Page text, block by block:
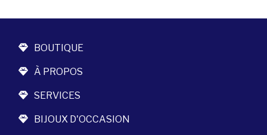
BOUTIQUE
À PROPOS
SERVICES
BIJOUX D'OCCASION